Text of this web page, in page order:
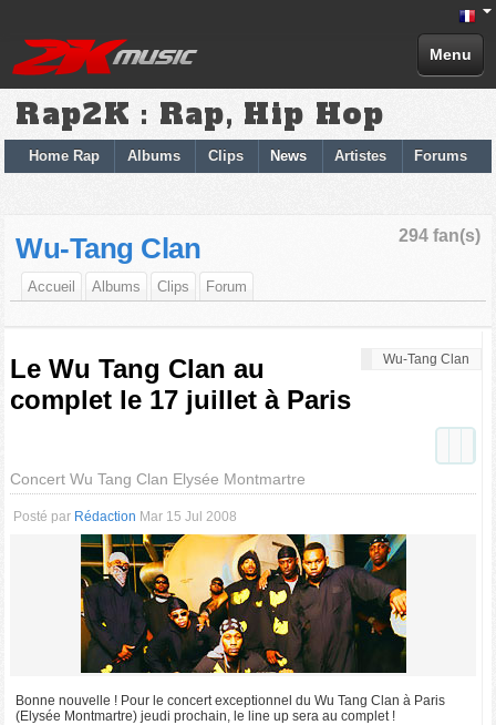
Menu
Rap2K : Rap, Hip Hop
Home Rap Albums Clips News Artistes Forums
294 fan(s)
Wu-Tang Clan
Accueil Albums Clips Forum
Wu-Tang Clan
Le Wu Tang Clan au
complet le 17 juillet à Paris
Concert Wu Tang Clan Elysée Montmartre
Posté par Rédaction Mar 15 Jul 2008
Bonne nouvelle ! Pour le concert exceptionnel du Wu Tang Clan à Paris
(Elysée Montmartre) jeudi prochain, le line up sera au complet !